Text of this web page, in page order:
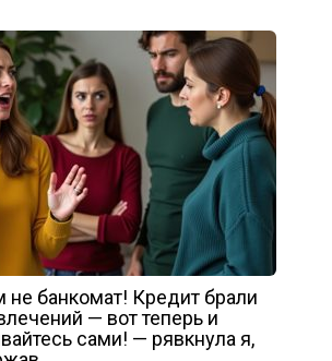
банкомат! Кредит брали
— вот теперь и
сами! — рявкнула я,